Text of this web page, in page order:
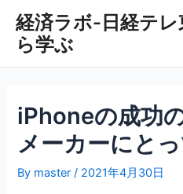
経済ラボ-日経テレ
ら学ぶ
iPhoneの成功
メーカーにと
By master / 2021年4月30日